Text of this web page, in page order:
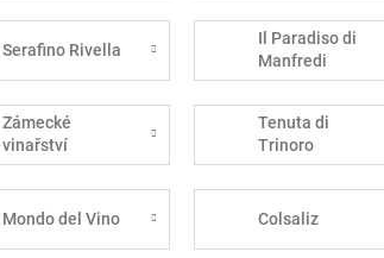
Serafino Rivella
Il Paradiso di
Manfredi
Zámecké
vinařství
Bzenec
Tenuta di
Trinoro
Mondo del Vino Colsaliz